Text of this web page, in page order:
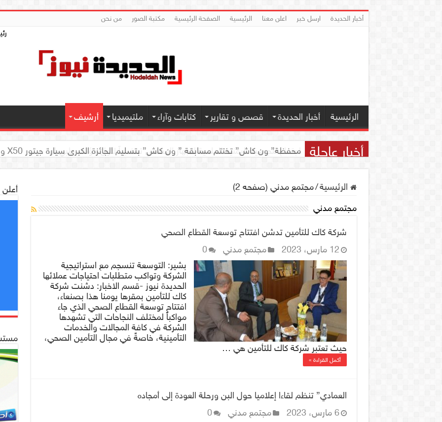
أخبار الحديدة ارسل خبر اعلن معنا الرئيسية الصفحة الرئيسية مكتبة الصور
من نحن
الرئيسية أخبار الحديدة قصص و تقارير كتابات وآراء ملتيميديا أرشيف
أخبار عاجلة اجتماع للجمعية اليمنية العلمية للجهاز الهضمي تحضيراً لأول مؤتمر طبي لها
الرئيسية/مجتمع مدني (صفحه 2)
مجتمع مدني
شركة كاك للتأمين تدشن افتتاح توسعة القطاع الصحي
12 مارس، 2023
مجتمع مدني
0
بشير: التوسعة تنسجم مع استراتيجية
الشركة وتواكب متطلبات احتياجات عملائها
الحديدة نيوز -قسم الاخبار: دشنت شركة
كاك للتأمين بمقرها يومنا هذا بصنعاء،
افتتاح توسعة القطاع الصحي الذي جاء
مواكباً لمختلف النجاحات التي تشهدها
الشركة في كافة المجالات والخدمات
التأمينية، خاصةً في مجال التأمين الصحي،
حيث تعتبر شركة كاك للتأمين هي …
أكمل القراءة »
العمادي” تنظم لقاءا إعلاميا حول البن ورحلة العودة إلى أمجاده
6 مارس، 2023
مجتمع مدني
0
أعلن